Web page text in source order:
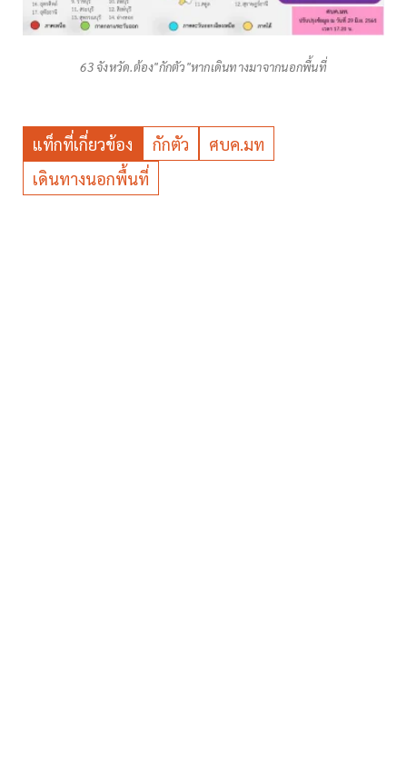
63 จังหวัด.ต้อง"กักตัว"หากเดินทางมาจากนอกพื้นที่
แท็กที่เกี่ยวข้อง กักตัว
ศบค.มท
เดินทางนอกพื้นที่